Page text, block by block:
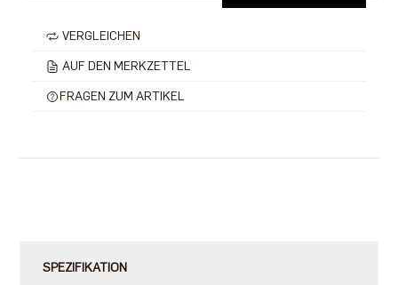
VERGLEICHEN
AUF DEN MERKZETTEL
FRAGEN ZUM ARTIKEL
SPEZIFIKATION